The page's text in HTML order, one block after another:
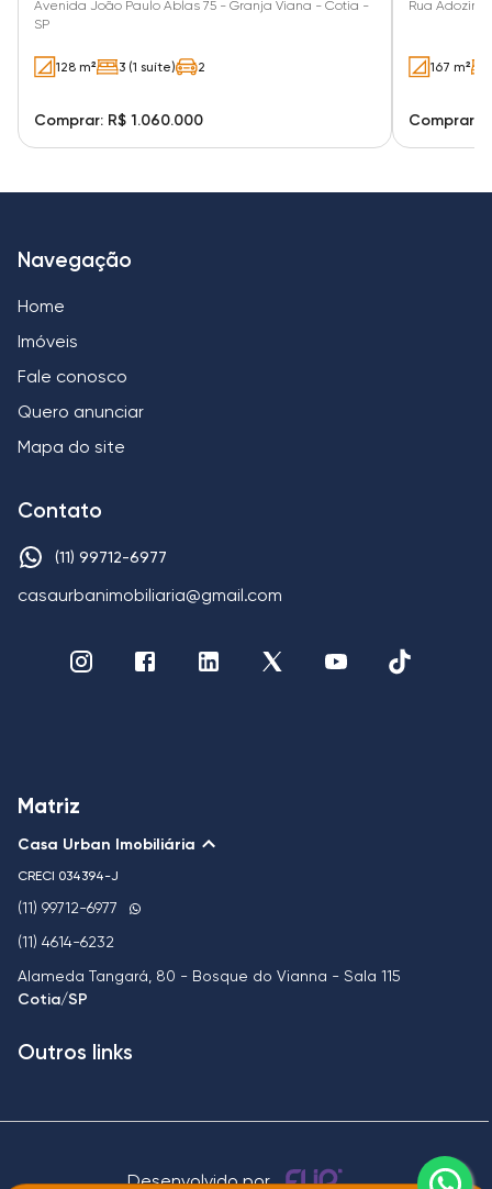
Avenida João Paulo Ablas 75 - Granja Viana - Cotia -
SP
128 m² 3 (1 suíte) 2
Comprar: R$ 1.060.000
Rua
167 m²
Comprar:
Navegação
Home
Imóveis
Fale conosco
Quero anunciar
Mapa do site
Contato
(11) 99712-6977
casaurbanimobiliaria@gmail.com
Matriz
Casa Urban Imobiliária
CRECI 034394-J
(11) 99712-6977
(11) 4614-6232
Alameda Tangará, 80 - Bosque do Vianna - Sala 115
Cotia/SP
Outros links
Desenvolvido por